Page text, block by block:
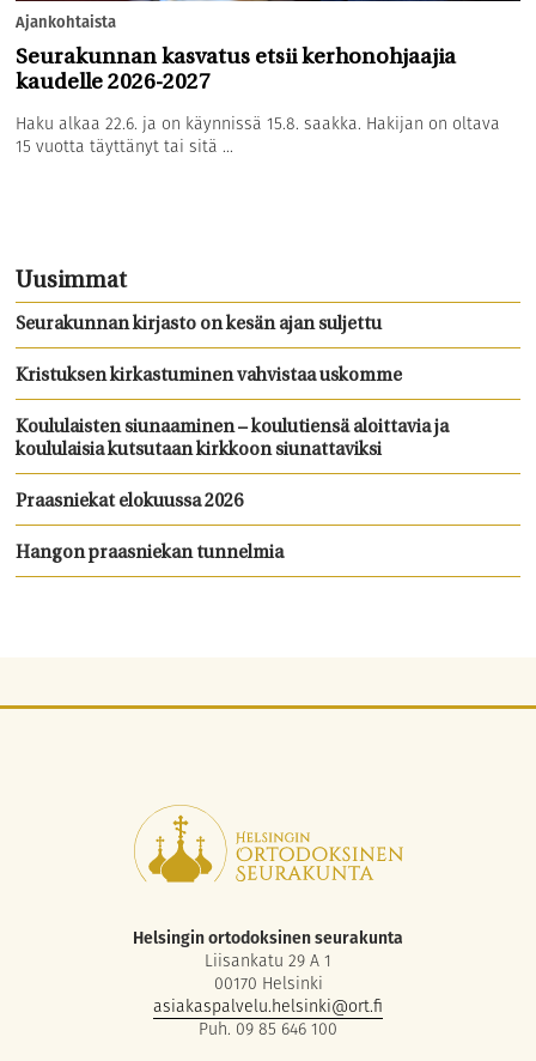
Ajankohtaista
Seurakunnan kasvatus etsii kerhonohjaajia
kaudelle 2026-2027
Haku alkaa 22.6. ja on käynnissä 15.8. saakka. Hakijan on oltava
15 vuotta täyttänyt tai sitä ...
Uusimmat
Seurakunnan kirjasto on kesän ajan suljettu
Kristuksen kirkastuminen vahvistaa uskomme
Koululaisten siunaaminen – koulutiensä aloittavia ja
koululaisia kutsutaan kirkkoon siunattaviksi
Praasniekat elokuussa 2026
Hangon praasniekan tunnelmia
Helsingin ortodoksinen seurakunta
Liisankatu 29 A 1
00170 Helsinki
asiakaspalvelu.helsinki@ort.fi
Puh. 09 85 646 100